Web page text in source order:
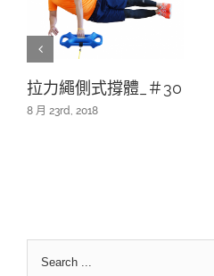
拉力繩側式撐體_＃30
8 月 23rd, 2018
Search